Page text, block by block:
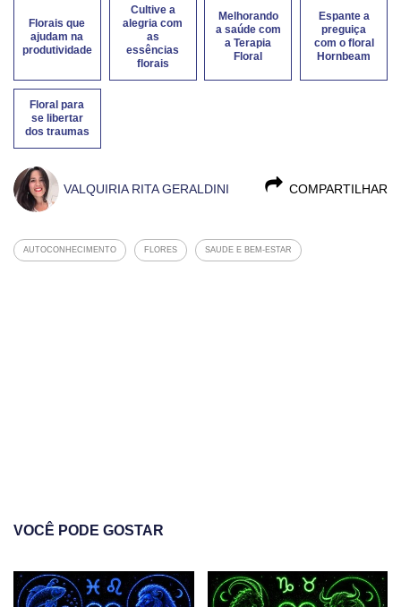
Florais que
ajudam na
produtividade
Cultive a
alegria com
as
essências
florais
Melhorando
a saúde com
a Terapia
Floral
Espante a
preguiça
com o floral
Hornbeam
Floral para
se libertar
dos traumas
COMPARTILHAR
VALQUIRIA RITA GERALDINI
AUTOCONHECIMENTO FLORES SAUDE E BEM-ESTAR
VOCÊ PODE GOSTAR